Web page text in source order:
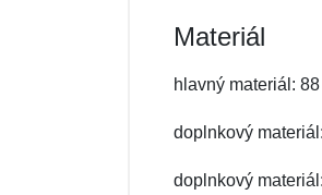
Materiál
hlavný materiál:
doplnkový
doplnkový